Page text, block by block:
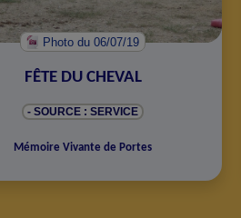
Photodu 06/07/19
FÊTE DU CHEVAL
- SOURCE : SERVICE
Mémoire Vivante de Portes